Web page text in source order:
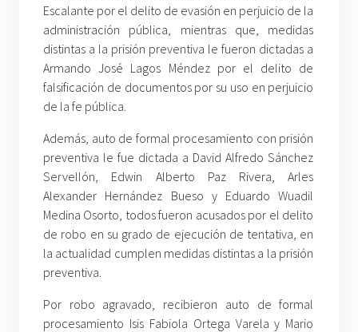
Escalante por el delito de evasión en perjuicio de la
administración pública, mientras que, medidas
distintas a la prisión preventiva le fueron dictadas a
Armando José Lagos Méndez por el delito de
falsificación de documentos por su uso en perjuicio
de la fe pública.
Además, auto de formal procesamiento con prisión
preventiva le fue dictada a David Alfredo Sánchez
Servellón, Edwin Alberto Paz Rivera, Arles
Alexander Hernández Bueso y Eduardo Wuadil
Medina Osorto, todos fueron acusados por el delito
de robo en su grado de ejecución de tentativa, en
la actualidad cumplen medidas distintas a la prisión
preventiva.
Por robo agravado, recibieron auto de formal
procesamiento Isis Fabiola Ortega Varela y Mario